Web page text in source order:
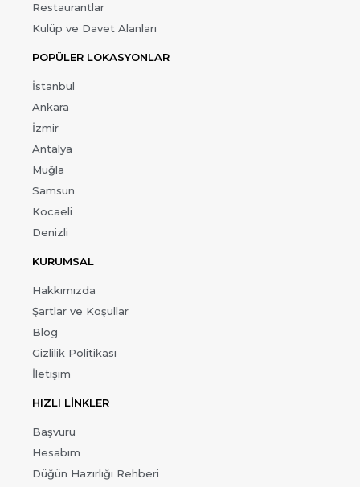
Restaurantlar
Kulüp ve Davet Alanları
POPÜLER LOKASYONLAR
İstanbul
Ankara
İzmir
Antalya
Muğla
Samsun
Kocaeli
Denizli
KURUMSAL
Hakkımızda
Şartlar ve Koşullar
Blog
Gizlilik Politikası
İletişim
HIZLI LİNKLER
Başvuru
Hesabım
Düğün Hazırlığı Rehberi